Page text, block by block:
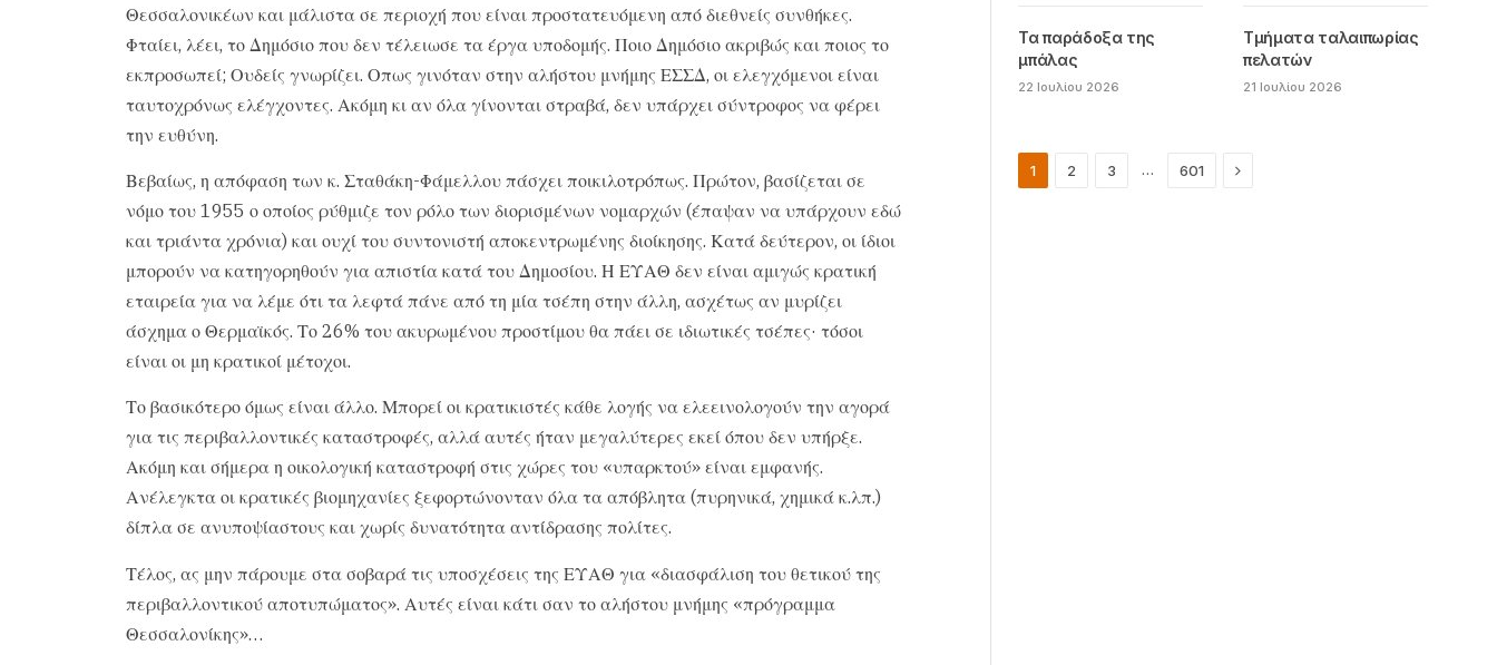
Θεσσαλονικέων και μάλιστα σε περιοχή που είναι προστατευόμενη από διεθνείς συνθήκες.
Φταίει, λέει, το Δημόσιο που δεν τέλειωσε τα έργα υποδομής. Ποιο Δημόσιο ακριβώς και ποιος το
εκπροσωπεί; Ουδείς γνωρίζει. Οπως γινόταν στην αλήστου μνήμης ΕΣΣΔ, οι ελεγχόμενοι είναι
ταυτοχρόνως ελέγχοντες. Ακόμη κι αν όλα γίνονται στραβά, δεν υπάρχει σύντροφος να φέρει
την ευθύνη.
Βεβαίως, η απόφαση των κ. Σταθάκη-Φάμελλου πάσχει ποικιλοτρόπως. Πρώτον, βασίζεται σε
νόμο του 1955 ο οποίος ρύθμιζε τον ρόλο των διορισμένων νομαρχών (έπαψαν να υπάρχουν εδώ
και τριάντα χρόνια) και ουχί του συντονιστή αποκεντρωμένης διοίκησης. Κατά δεύτερον, οι ίδιοι
μπορούν να κατηγορηθούν για απιστία κατά του Δημοσίου. Η ΕΥΑΘ δεν είναι αμιγώς κρατική
εταιρεία για να λέμε ότι τα λεφτά πάνε από τη μία τσέπη στην άλλη, ασχέτως αν μυρίζει
άσχημα ο Θερμαϊκός. Το 26% του ακυρωμένου προστίμου θα πάει σε ιδιωτικές τσέπες· τόσοι
είναι οι μη κρατικοί μέτοχοι.
Το βασικότερο όμως είναι άλλο. Μπορεί οι κρατικιστές κάθε λογής να ελεεινολογούν την αγορά
για τις περιβαλλοντικές καταστροφές, αλλά αυτές ήταν μεγαλύτερες εκεί όπου δεν υπήρξε.
Ακόμη και σήμερα η οικολογική καταστροφή στις χώρες του «υπαρκτού» είναι εμφανής.
Ανέλεγκτα οι κρατικές βιομηχανίες ξεφορτώνονταν όλα τα απόβλητα (πυρηνικά, χημικά κ.λπ.)
δίπλα σε ανυποψίαστους και χωρίς δυνατότητα αντίδρασης πολίτες.
Τέλος, ας μην πάρουμε στα σοβαρά τις υποσχέσεις της ΕΥΑΘ για «διασφάλιση του θετικού της
περιβαλλοντικού αποτυπώματος». Αυτές είναι κάτι σαν το αλήστου μνήμης «πρόγραμμα
Θεσσαλονίκης»…
Τα παράδοξα της
μπάλας
22 Ιουλίου 2026
Τμήματα ταλαιπωρίας
πελατών
21 Ιουλίου 2026
1 2 3 … 601 Next